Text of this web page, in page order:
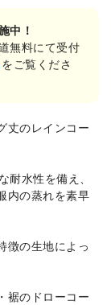
中！
無料にて受付
をご覧くださ
丈のレインコー
耐水性を備え、
内の蒸れを素早
徴の生地によっ
裾のドローコー